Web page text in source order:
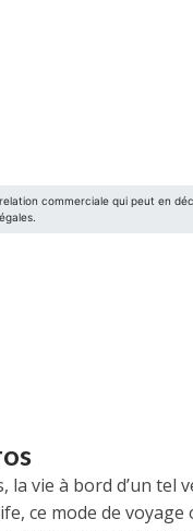
vie à bord d’un tel
ce mode de